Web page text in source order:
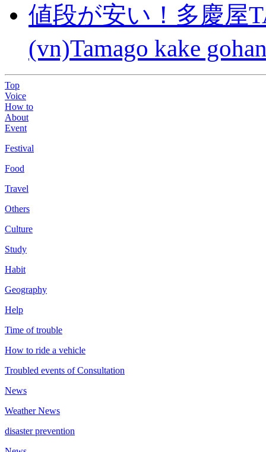
値段が安い！多慶屋
(vn)Tamago kake
Top
Voice
How to
About
Event
Festival
Food
Travel
Others
Culture
Study
Habit
Geography
Help
Time of trouble
How to ride a vehicle
Troubled events of Consultation
News
Weather News
disaster prevention